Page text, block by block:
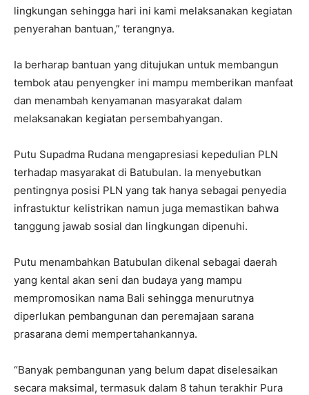
lingkungan sehingga hari ini kami melaksanakan kegiatan
penyerahan bantuan,” terangnya.
Ia berharap bantuan yang ditujukan untuk membangun
tembok atau penyengker ini mampu memberikan manfaat
dan menambah kenyamanan masyarakat dalam
melaksanakan kegiatan persembahyangan.
Putu Supadma Rudana mengapresiasi kepedulian PLN
terhadap masyarakat di Batubulan. Ia menyebutkan
pentingnya posisi PLN yang tak hanya sebagai penyedia
infrastuktur kelistrikan namun juga memastikan bahwa
tanggung jawab sosial dan lingkungan dipenuhi.
Putu menambahkan Batubulan dikenal sebagai daerah
yang kental akan seni dan budaya yang mampu
mempromosikan nama Bali sehingga menurutnya
diperlukan pembangunan dan peremajaan sarana
prasarana demi mempertahankannya.
“Banyak pembangunan yang belum dapat diselesaikan
secara maksimal, termasuk dalam 8 tahun terakhir Pura